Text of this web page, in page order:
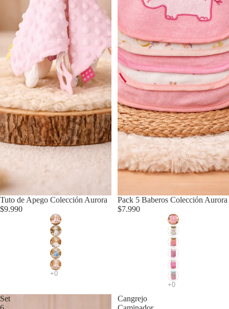
Tuto de Apego Colección Aurora
$9.990
Pack 5 Baberos Colección Aurora
$7.990
Set
Cangrejo